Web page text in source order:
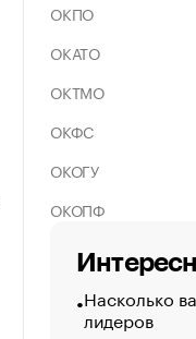
ОКПО
ОКАТО
ОКТМО
ОКФС
ОКОГУ
ОКОПФ
Насколько
лидеров